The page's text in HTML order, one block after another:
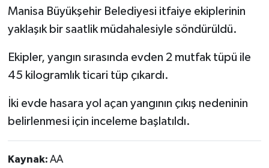
Manisa Büyükşehir Belediyesi itfaiye ekiplerinin
yaklaşık bir saatlik müdahalesiyle söndürüldü.
Ekipler, yangın sırasında evden 2 mutfak tüpü ile
45 kilogramlık ticari tüp çıkardı.
İki evde hasara yol açan yangının çıkış nedeninin
belirlenmesi için inceleme başlatıldı.
Kaynak: AA